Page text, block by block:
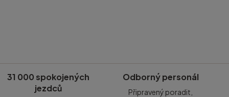
31 000 spokojených
jezdců
Odborný personál
Připravený poradit,